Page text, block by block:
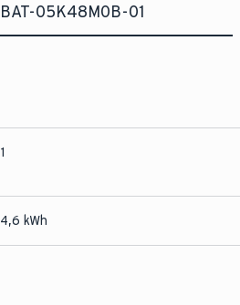
BAT-05K48M0B-01
1
4,6 kWh